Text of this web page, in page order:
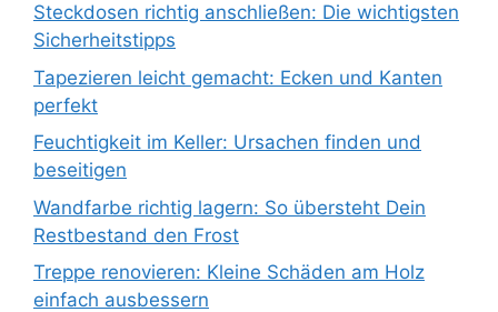
Steckdosen richtig anschließen: Die wichtigsten
Sicherheitstipps
Tapezieren leicht gemacht: Ecken und Kanten
perfekt
Feuchtigkeit im Keller: Ursachen finden und
beseitigen
Wandfarbe richtig lagern: So übersteht Dein
Restbestand den Frost
Treppe renovieren: Kleine Schäden am Holz
einfach ausbessern